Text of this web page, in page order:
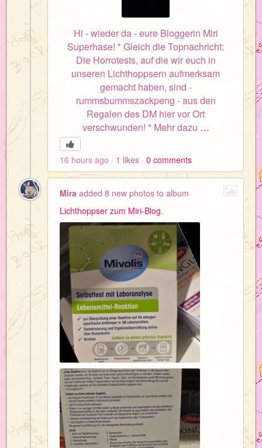
Hi - wieder da - eure Bloggerin Miri
Superhase! * Gleich die Topnachricht:
Die Horrotests, auf die wir euch in
unseren Lichthoppsern aufmerksam
gemacht haben, sind -
rummsbummszackpeng - aus den
Regalen des DM hier vor Ort
verschwunden! * Mehr dazu …
16 hours ago 1 likes 0 comments
Mira added 8 new photos to album
Lichthoppser zum Miri-Blog.